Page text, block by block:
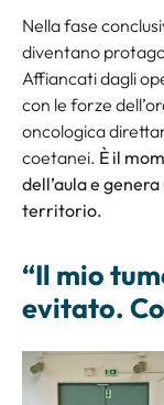
Nella fase
diventano
Affiancati dagli
con le forze
oncologica
coetanei. È il
dell’aula e
territorio.
“Il mio
evitato.